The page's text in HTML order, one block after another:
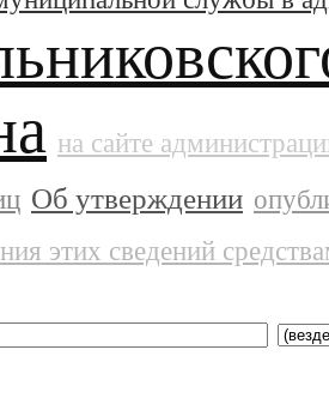
на сайте
Об утверждении
этих сведений